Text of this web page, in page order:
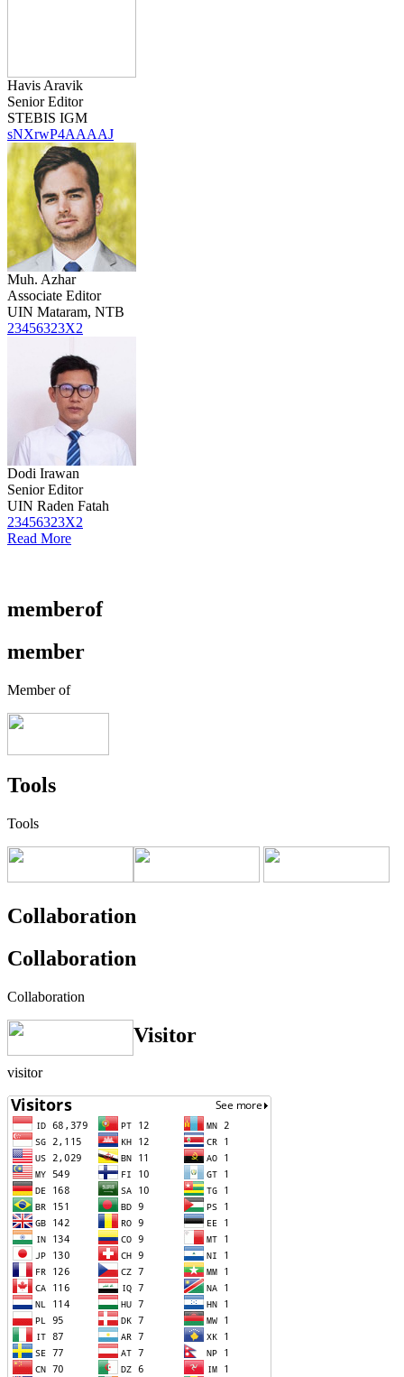
Havis Aravik
Senior Editor
STEBIS IGM
sNXrwP4AAAAJ
Muh. Azhar
Associate Editor
UIN Mataram, NTB
23456323X2
Dodi Irawan
Senior Editor
UIN Raden Fatah
23456323X2
Read More
memberof
member
Member of
Tools
Tools
Collaboration
Collaboration
Collaboration
Visitor
visitor